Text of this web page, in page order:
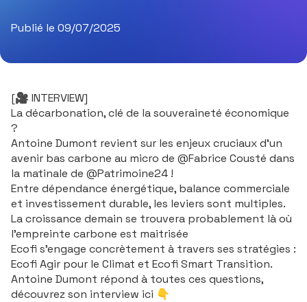
Publié le 09/07/2025
[🎥 INTERVIEW]
La décarbonation, clé de la souveraineté économique
?
Antoine Dumont revient sur les enjeux cruciaux d’un
avenir bas carbone au micro de @Fabrice Cousté dans
la matinale de @Patrimoine24 !
Entre dépendance énergétique, balance commerciale
et investissement durable, les leviers sont multiples.
La croissance demain se trouvera probablement là où
l’empreinte carbone est maitrisée
Ecofi s’engage concrètement à travers ses stratégies :
Ecofi Agir pour le Climat et Ecofi Smart Transition.
Antoine Dumont répond à toutes ces questions,
découvrez son interview ici 👇